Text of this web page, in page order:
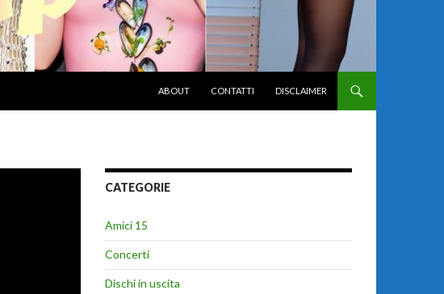
ABOUT
CONTATTI DISCLAIMER
CATEGORIE
Amici 15
Concerti
Dischi in uscita